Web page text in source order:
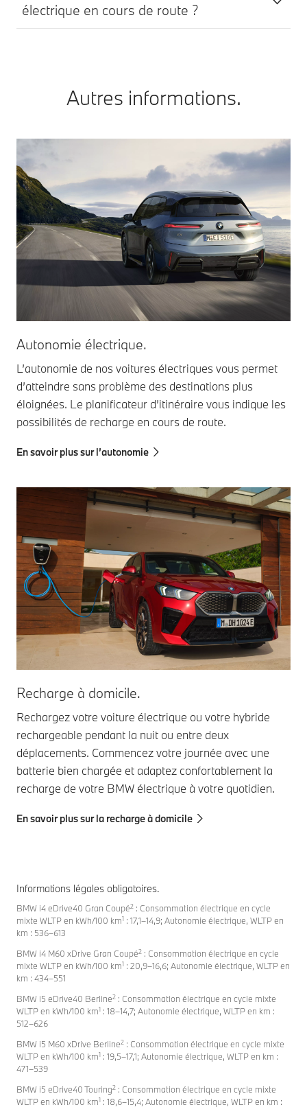
électrique en cours de route ?
Autres informations.
Autonomie électrique.
L’autonomie de nos voitures électriques vous permet
d’atteindre sans problème des destinations plus
éloignées. Le planificateur d’itinéraire vous indique les
possibilités de recharge en cours de route.
En savoir plus sur l’autonomie
Recharge à domicile.
Rechargez votre voiture électrique ou votre hybride
rechargeable pendant la nuit ou entre deux
déplacements. Commencez votre journée avec une
batterie bien chargée et adaptez confortablement la
recharge de votre BMW électrique à votre quotidien.
En savoir plus sur la recharge à domicile
Informations légales obligatoires.
BMW i4 eDrive40 Gran Coupé2 : Consommation électrique en cycle
mixte WLTP en kWh/100 km1 : 17,1–14,9; Autonomie électrique, WLTP en
km : 536–613
BMW i4 M60 xDrive Gran Coupé2 : Consommation électrique en cycle
mixte WLTP en kWh/100 km1 : 20,9–16,6; Autonomie électrique, WLTP en
km : 434–551
BMW i5 eDrive40 Berline2 : Consommation électrique en cycle mixte
WLTP en kWh/100 km1 : 18–14,7; Autonomie électrique, WLTP en km :
512–626
BMW i5 M60 xDrive Berline2 : Consommation électrique en cycle mixte
WLTP en kWh/100 km1 : 19,5–17,1; Autonomie électrique, WLTP en km :
471–539
BMW i5 eDrive40 Touring2 : Consommation électrique en cycle mixte
WLTP en kWh/100 km1 : 18,6–15,4; Autonomie électrique, WLTP en km :